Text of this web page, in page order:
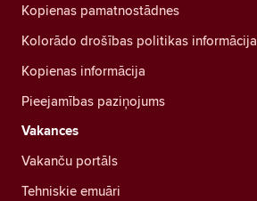
Kopienas pamatnostādnes
Kolorādo drošības politikas informācija
Kopienas informācija
Pieejamības paziņojums
Vakances
Vakanču portāls
Tehniskie emuāri